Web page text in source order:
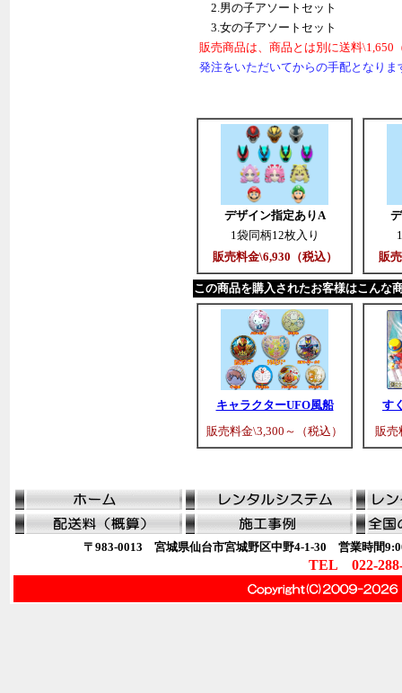
2.男の子アソートセット
3.女の子アソートセット
販売商品は、商品とは別に送料\1,650
発注をいただいてからの手配となり
デザイン指定ありA
1袋同柄12枚入り
販売料金\6,930（税込）
販
この商品を購入されたお客様はこんな
キャラクターUFO風船
販売料金\3,300～（税込）
す
販売
〒983-0013 宮城県仙台市宮城野区中野4-1-30 営業時間
TEL 022-